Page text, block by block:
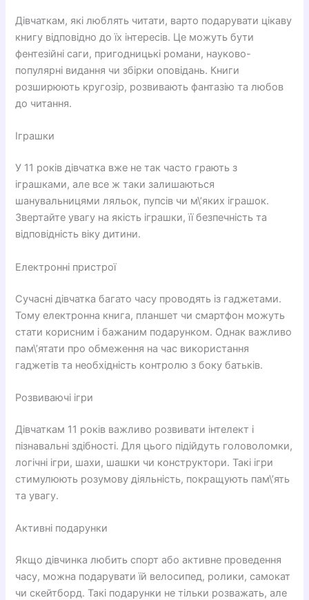
Дівчаткам, які люблять читати, варто подарувати цікаву
книгу відповідно до їх інтересів. Це можуть бути
фентезійні саги, пригодницькі романи, науково-
популярні видання чи збірки оповідань. Книги
розширюють кругозір, розвивають фантазію та любов
до читання.
Іграшки
У 11 років дівчатка вже не так часто грають з
іграшками, але все ж таки залишаються
шанувальницями ляльок, пупсів чи м\’яких іграшок.
Звертайте увагу на якість іграшки, її безпечність та
відповідність віку дитини.
Електронні пристрої
Сучасні дівчатка багато часу проводять із гаджетами.
Тому електронна книга, планшет чи смартфон можуть
стати корисним і бажаним подарунком. Однак важливо
пам\’ятати про обмеження на час використання
гаджетів та необхідність контролю з боку батьків.
Розвиваючі ігри
Дівчаткам 11 років важливо розвивати інтелект і
пізнавальні здібності. Для цього підійдуть головоломки,
логічні ігри, шахи, шашки чи конструктори. Такі ігри
стимулюють розумову діяльність, покращують пам\’ять
та увагу.
Активні подарунки
Якщо дівчинка любить спорт або активне проведення
часу, можна подарувати їй велосипед, ролики, самокат
чи скейтборд. Такі подарунки не тільки розважать, але